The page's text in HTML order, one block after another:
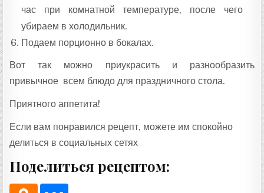
час при комнатной температуре, после чего
убираем в холодильник.
Подаем порционно в бокалах.
Вот так можно приукрасить и разнообразить
привычное всем блюдо для праздничного стола.
Приятного аппетита!
Если вам понравился рецепт, можете им спокойно
делиться в социальных сетях
Поделиться рецептом: